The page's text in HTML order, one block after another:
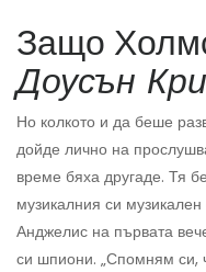
Защо
Доусън
Но колкото и да беше
дойде лично на
време бяха другаде. Тя
музикалния си
Анджелис на първата
си шпиони. „Спомням си,